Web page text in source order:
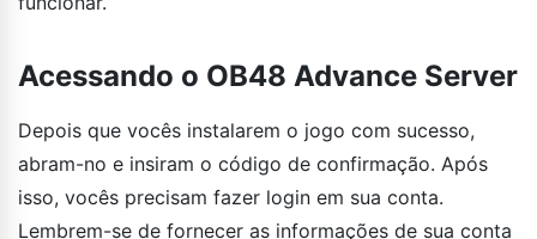
Acessando o OB48 Advance Server
Depois que vocês instalarem o jogo com sucesso,
abram-no e insiram o código de confirmação. Após
isso, vocês precisam fazer login em sua conta.
Lembrem-se de fornecer as informações de sua conta